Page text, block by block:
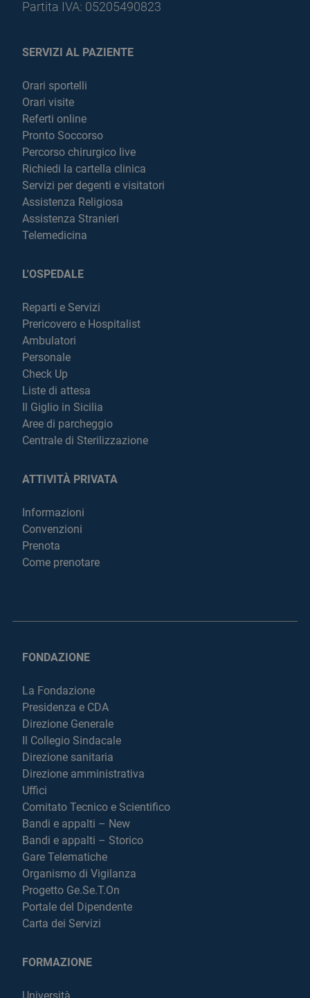
Partita IVA: 05205490823
SERVIZI AL PAZIENTE
Orari sportelli
Orari visite
Referti online
Pronto Soccorso
Percorso chirurgico live
Richiedi la cartella clinica
Servizi per degenti e visitatori
Assistenza Religiosa
Assistenza Stranieri
Telemedicina
L'OSPEDALE
Reparti e Servizi
Prericovero e Hospitalist
Ambulatori
Personale
Check Up
Liste di attesa
Il Giglio in Sicilia
Aree di parcheggio
Centrale di Sterilizzazione
ATTIVITÀ PRIVATA
Informazioni
Convenzioni
Prenota
Come prenotare
FONDAZIONE
La Fondazione
Presidenza e CDA
Direzione Generale
Il Collegio Sindacale
Direzione sanitaria
Direzione amministrativa
Uffici
Comitato Tecnico e Scientifico
Bandi e appalti – New
Bandi e appalti – Storico
Gare Telematiche
Organismo di Vigilanza
Progetto Ge.Se.T.On
Portale del Dipendente
Carta dei Servizi
FORMAZIONE